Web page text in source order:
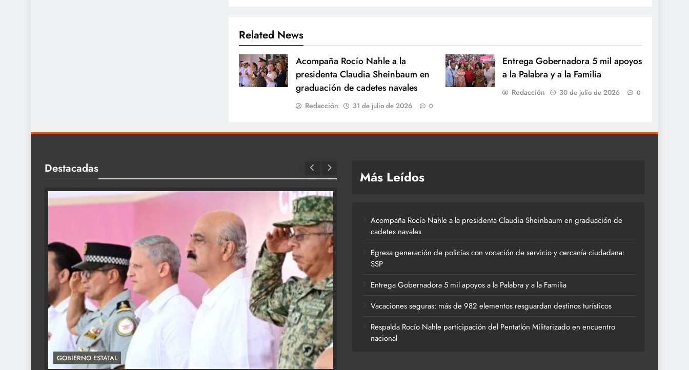
Related News
Acompaña Rocío Nahle a la
presidenta Claudia Sheinbaum en
graduación de cadetes navales
Redacción 31 de julio de 2026 0
Entrega Gobernadora 5 mil apoyos
a la Palabra y a la Familia
Redacción 30 de julio de 2026 0
Destacadas
GOBIERNO ESTATAL
Más Leídos
Acompaña Rocío Nahle a la presidenta Claudia Sheinbaum en graduación de
cadetes navales
Egresa generación de policías con vocación de servicio y cercanía ciudadana:
SSP
Entrega Gobernadora 5 mil apoyos a la Palabra y a la Familia
Vacaciones seguras: más de 982 elementos resguardan destinos turísticos
Respalda Rocío Nahle participación del Pentatlón Militarizado en encuentro
nacional